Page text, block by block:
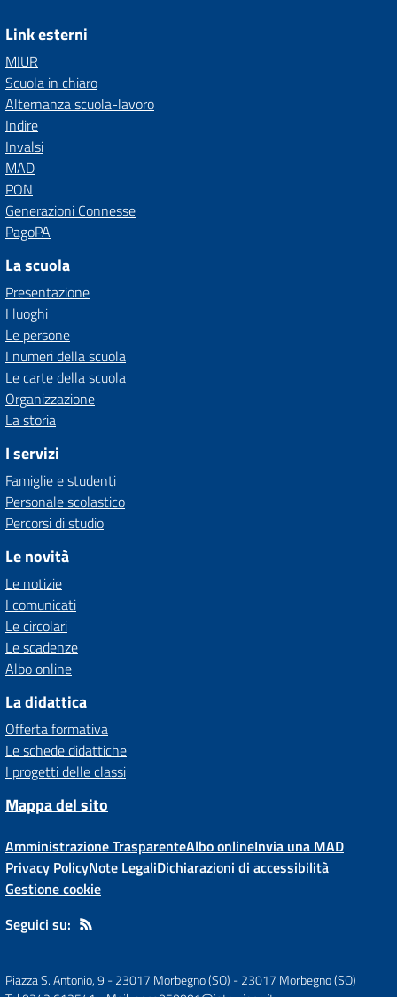
Link esterni
MIUR
Scuola in chiaro
Alternanza scuola-lavoro
Indire
Invalsi
MAD
PON
Generazioni Connesse
PagoPA
La scuola
Presentazione
I luoghi
Le persone
I numeri della scuola
Le carte della scuola
Organizzazione
La storia
I servizi
Famiglie e studenti
Personale scolastico
Percorsi di studio
Le novità
Le notizie
I comunicati
Le circolari
Le scadenze
Albo online
La didattica
Offerta formativa
Le schede didattiche
I progetti delle classi
Mappa del sito
Amministrazione TrasparenteAlbo onlineInvia una MAD
Privacy PolicyNote LegaliDichiarazioni di accessibilità
Gestione cookie
Seguici su:
Piazza S. Antonio, 9 - 23017 Morbegno (SO) -23017 Morbegno (SO)